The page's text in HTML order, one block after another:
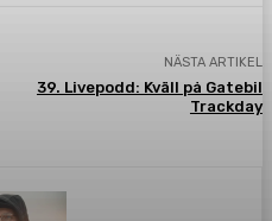
NÄSTA ARTIKEL
39. Livepodd: Kväll på Gatebil
Trackday